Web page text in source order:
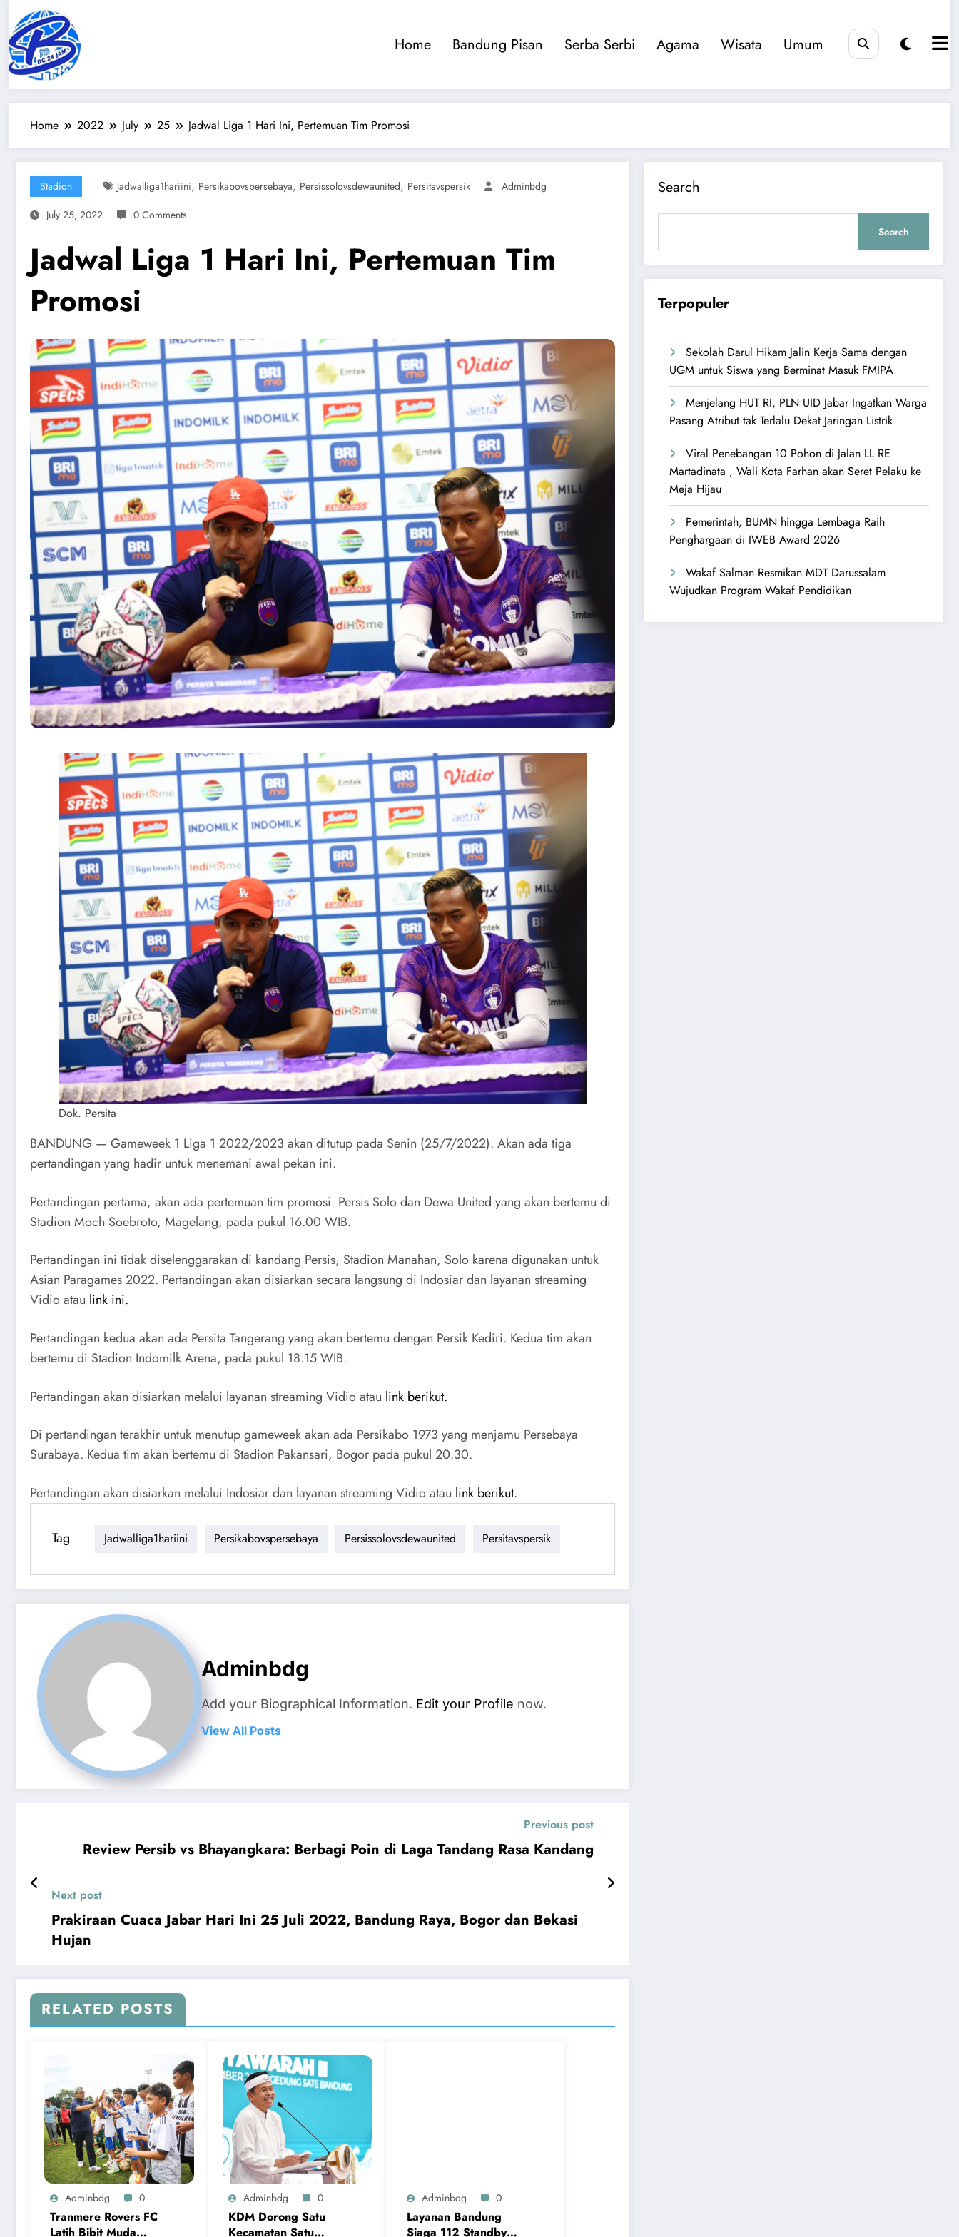
content
Home Bandung Pisan Serba Serbi Agama Wisata Umum
Home 2022 July 25 Jadwal Liga 1 Hari Ini, Pertemuan Tim Promosi
Stadion Jadwalliga1hariini, Persikabovspersebaya, Persissolovsdewaunited, Persitavspersik
Adminbdg
July 25, 2022
0 Comments
Jadwal Liga 1 Hari Ini, Pertemuan Tim
Promosi
Dok. Persita
BANDUNG — Gameweek 1 Liga 1 2022/2023 akan ditutup pada Senin (25/7/2022). Akan ada tiga
pertandingan yang hadir untuk menemani awal pekan ini.
Pertandingan pertama, akan ada pertemuan tim promosi. Persis Solo dan Dewa United yang akan bertemu di
Stadion Moch Soebroto, Magelang, pada pukul 16.00 WIB.
Pertandingan ini tidak diselenggarakan di kandang Persis, Stadion Manahan, Solo karena digunakan untuk
Asian Paragames 2022. Pertandingan akan disiarkan secara langsung di Indosiar dan layanan streaming
Vidio atau link ini.
Pertandingan kedua akan ada Persita Tangerang yang akan bertemu dengan Persik Kediri. Kedua tim akan
bertemu di Stadion Indomilk Arena, pada pukul 18.15 WIB.
Pertandingan akan disiarkan melalui layanan streaming Vidio atau link berikut.
Di pertandingan terakhir untuk menutup gameweek akan ada Persikabo 1973 yang menjamu Persebaya
Surabaya. Kedua tim akan bertemu di Stadion Pakansari, Bogor pada pukul 20.30.
Pertandingan akan disiarkan melalui Indosiar dan layanan streaming Vidio atau link berikut.
Tag Jadwalliga1hariini Persikabovspersebaya Persissolovsdewaunited Persitavspersik
Adminbdg
Add your Biographical Information. Edit your Profile now.
View All Posts
Previous post
Review Persib vs Bhayangkara: Berbagi Poin di Laga Tandang Rasa Kandang
Next post
Prakiraan Cuaca Jabar Hari Ini 25 Juli 2022, Bandung Raya, Bogor dan Bekasi
Hujan
RELATED POSTS
Adminbdg 0
Tranmere Rovers FC
Latih Bibit Muda
Adminbdg 0
KDM Dorong Satu
Kecamatan Satu
Adminbdg 0
Layanan Bandung
Siaga 112 Standby
Search
Search
Terpopuler
Sekolah Darul Hikam Jalin Kerja Sama dengan
UGM untuk Siswa yang Berminat Masuk FMIPA
Menjelang HUT RI, PLN UID Jabar Ingatkan Warga
Pasang Atribut tak Terlalu Dekat Jaringan Listrik
Viral Penebangan 10 Pohon di Jalan LL RE
Martadinata , Wali Kota Farhan akan Seret Pelaku ke
Meja Hijau
Pemerintah, BUMN hingga Lembaga Raih
Penghargaan di IWEB Award 2026
Wakaf Salman Resmikan MDT Darussalam
Wujudkan Program Wakaf Pendidikan